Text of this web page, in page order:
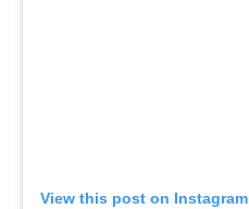
View this post on Instagram